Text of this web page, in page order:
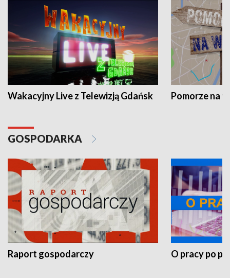
Wakacyjny Live z Telewizją Gdańsk Pomorze na
GOSPODARKA
Raport gospodarczy O pracy po